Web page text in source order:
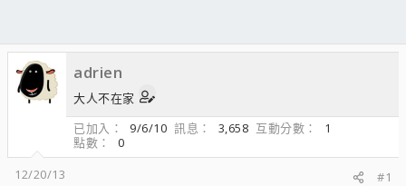
adrien
大人不在家
已加入
9/6/10 訊息 3,658 互動分數
1
點數
0
12/20/13
#1